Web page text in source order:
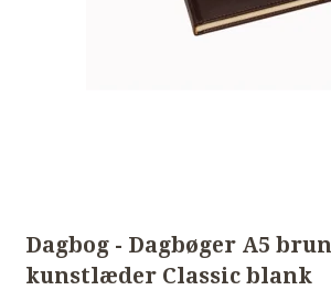
Dagbog - Dagbøger A5
kunstlæder Classic blank